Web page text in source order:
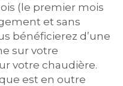
(le premier mois
et sans
bénéficierez d’une
sur votre
votre chaudière.
est en outre